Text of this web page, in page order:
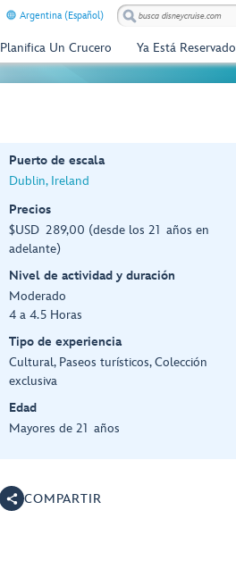
Argentina (Español)
Planifica Un Crucero Ya Está Reservado
Puerto de escala
Dublin, Ireland
Precios
$USD 289,00 (desde los 21 años en
adelante)
Nivel de actividad y duración
Moderado
4 a 4.5 Horas
Tipo de experiencia
Cultural, Paseos turísticos, Colección
exclusiva
Edad
Mayores de 21 años
COMPARTIR